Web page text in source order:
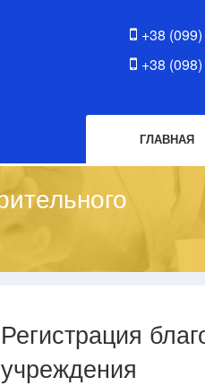
+38
+38
ГЛАВНАЯ
Регистрация
учреждения